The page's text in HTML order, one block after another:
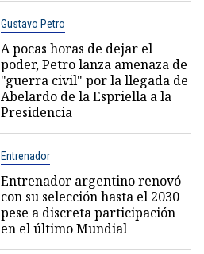
Gustavo Petro
A pocas horas de dejar el
poder, Petro lanza amenaza de
"guerra civil" por la llegada de
Abelardo de la Espriella a la
Presidencia
Entrenador
Entrenador argentino renovó
con su selección hasta el 2030
pese a discreta participación
en el último Mundial